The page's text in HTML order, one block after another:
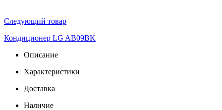
Следующий товар
Кондиционер LG AB09BK
Описание
Характеристики
Доставка
Наличие